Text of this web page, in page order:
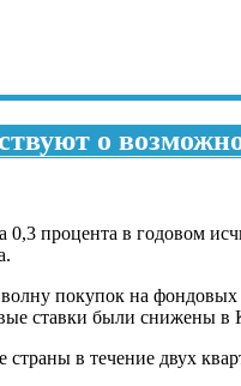
о
0,3 процента в годовом
покупок на
ставки были снижены в
в течение двух